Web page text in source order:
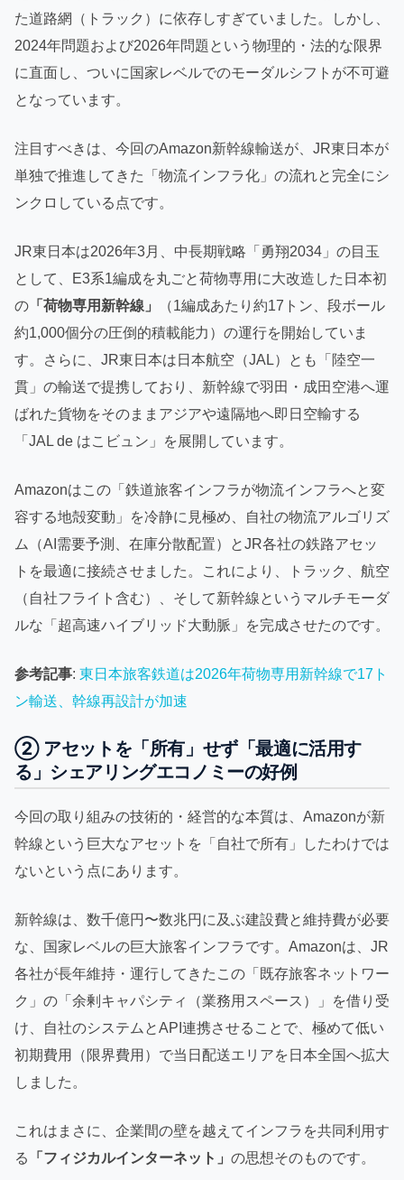
た道路網（トラック）に依存しすぎていました。しかし、
2024年問題および2026年問題という物理的・法的な限界
に直面し、ついに国家レベルでのモーダルシフトが不可避
となっています。
注目すべきは、今回のAmazon新幹線輸送が、JR東日本が
単独で推進してきた「物流インフラ化」の流れと完全にシ
ンクロしている点です。
JR東日本は2026年3月、中長期戦略「勇翔2034」の目玉
として、E3系1編成を丸ごと荷物専用に大改造した日本初
の 「荷物専用新幹線」
（1編成あたり約17トン、段ボール
約1,000個分の圧倒的積載能力）の運行を開始していま
す。さらに、JR東日本は日本航空（JAL）とも「陸空一
貫」の輸送で提携しており、新幹線で羽田・成田空港へ運
ばれた貨物をそのままアジアや遠隔地へ即日空輸する
「JAL de はこビュン」を展開しています。
Amazonはこの「鉄道旅客インフラが物流インフラへと変
容する地殻変動」を冷静に見極め、自社の物流アルゴリズ
ム（AI需要予測、在庫分散配置）とJR各社の鉄路アセッ
トを最適に接続させました。これにより、トラック、航空
（自社フライト含む）、そして新幹線というマルチモーダ
ルな「超高速ハイブリッド大動脈」を完成させたのです。
参考記事: 東日本旅客鉄道は2026年荷物専用新幹線で17ト
ン輸送、幹線再設計が加速
② アセットを「所有」せず「最適に活用す
る」シェアリングエコノミーの好例
今回の取り組みの技術的・経営的な本質は、Amazonが新
幹線という巨大なアセットを「自社で所有」したわけでは
ないという点にあります。
新幹線は、数千億円〜数兆円に及ぶ建設費と維持費が必要
な、国家レベルの巨大旅客インフラです。Amazonは、JR
各社が長年維持・運行してきたこの「既存旅客ネットワー
ク」の「余剰キャパシティ（業務用スペース）」を借り受
け、自社のシステムとAPI連携させることで、極めて低い
初期費用（限界費用）で当日配送エリアを日本全国へ拡大
しました。
これはまさに、企業間の壁を越えてインフラを共同利用す
る
「フィジカルインターネット」 の思想そのものです。